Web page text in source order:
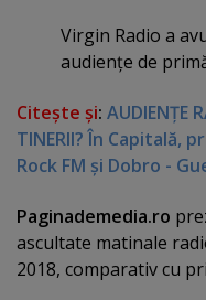
Virgin Radio a
audienţe de
Citeşte şi: AUDIENŢE
TINERII? În Capitală,
Rock FM şi Dobro -
Paginademedia.ro
ascultate matinale
2018, comparativ cu